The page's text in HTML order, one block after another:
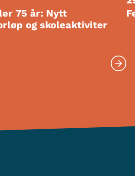
75 år: Nytt
og skoleaktiviter